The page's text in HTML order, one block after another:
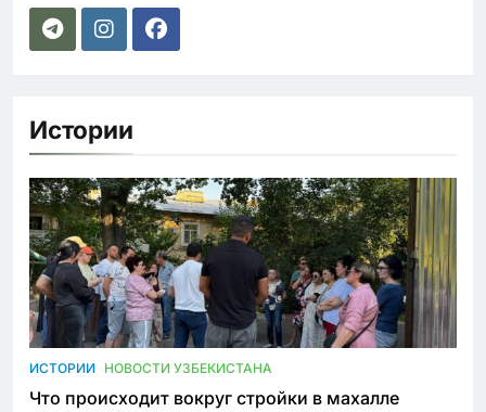
Истории
ИСТОРИИ НОВОСТИ УЗБЕКИСТАНА
Что происходит вокруг стройки в махалле